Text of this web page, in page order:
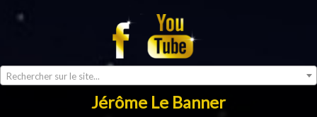
Rechercher sur le site...
Jérôme Le Banner